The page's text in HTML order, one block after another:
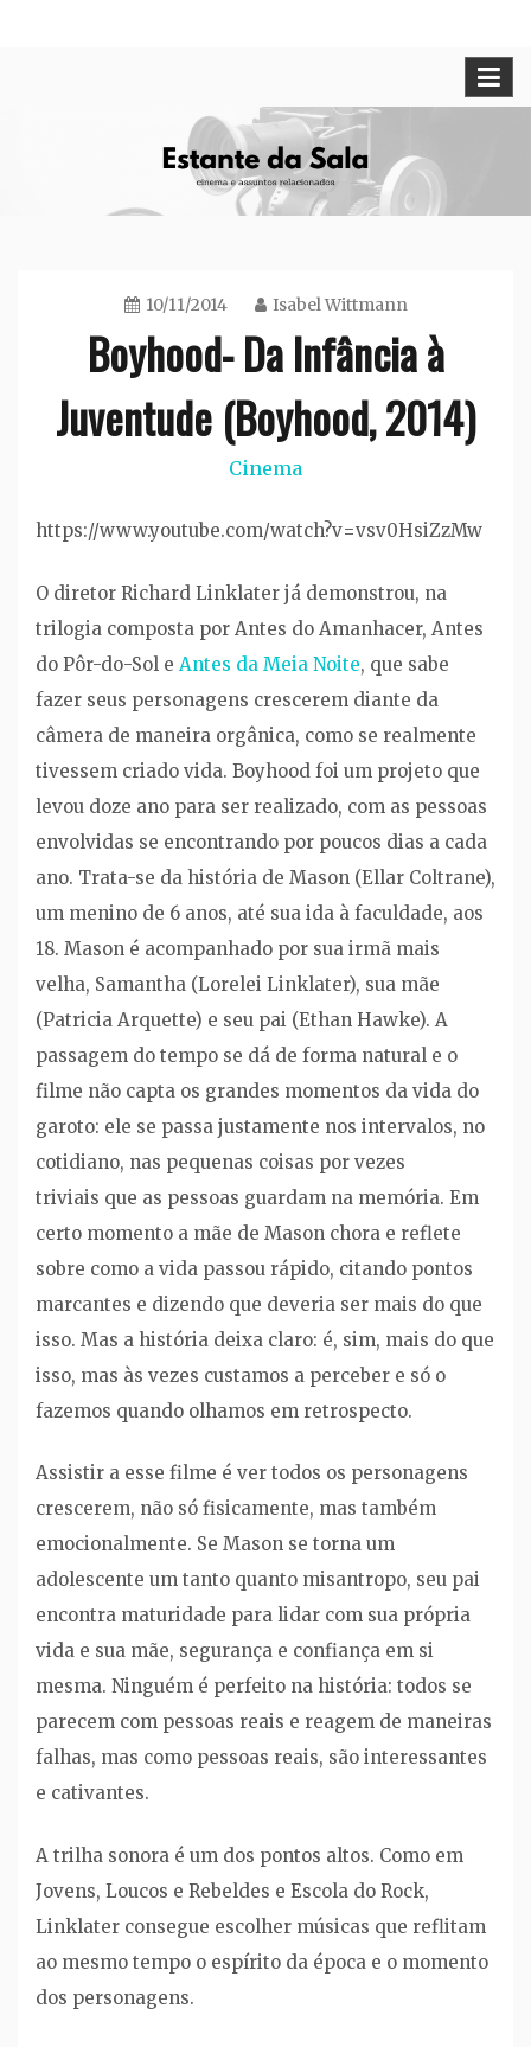
10/11/2014 Isabel Wittmann
Boyhood- Da Infância à
Juventude (Boyhood, 2014)
Cinema
https://www.youtube.com/watch?v=vsv0HsiZzMw
O diretor Richard Linklater já demonstrou, na
trilogia composta por Antes do Amanhacer, Antes
do Pôr-do-Sol e Antes da Meia Noite, que sabe
fazer seus personagens crescerem diante da
câmera de maneira orgânica, como se realmente
tivessem criado vida. Boyhood foi um projeto que
levou doze ano para ser realizado, com as pessoas
envolvidas se encontrando por poucos dias a cada
ano. Trata-se da história de Mason (Ellar Coltrane),
um menino de 6 anos, até sua ida à faculdade, aos
18. Mason é acompanhado por sua irmã mais
velha, Samantha (Lorelei Linklater), sua mãe
(Patricia Arquette) e seu pai (Ethan Hawke). A
passagem do tempo se dá de forma natural e o
filme não capta os grandes momentos da vida do
garoto: ele se passa justamente nos intervalos, no
cotidiano, nas pequenas coisas por vezes
triviais que as pessoas guardam na memória. Em
certo momento a mãe de Mason chora e reflete
sobre como a vida passou rápido, citando pontos
marcantes e dizendo que deveria ser mais do que
isso. Mas a história deixa claro: é, sim, mais do que
isso, mas às vezes custamos a perceber e só o
fazemos quando olhamos em retrospecto.
Assistir a esse filme é ver todos os personagens
crescerem, não só fisicamente, mas também
emocionalmente. Se Mason se torna um
adolescente um tanto quanto misantropo, seu pai
encontra maturidade para lidar com sua própria
vida e sua mãe, segurança e confiança em si
mesma. Ninguém é perfeito na história: todos se
parecem com pessoas reais e reagem de maneiras
falhas, mas como pessoas reais, são interessantes
e cativantes.
A trilha sonora é um dos pontos altos. Como em
Jovens, Loucos e Rebeldes e Escola do Rock,
Linklater consegue escolher músicas que reflitam
ao mesmo tempo o espírito da época e o momento
dos personagens.